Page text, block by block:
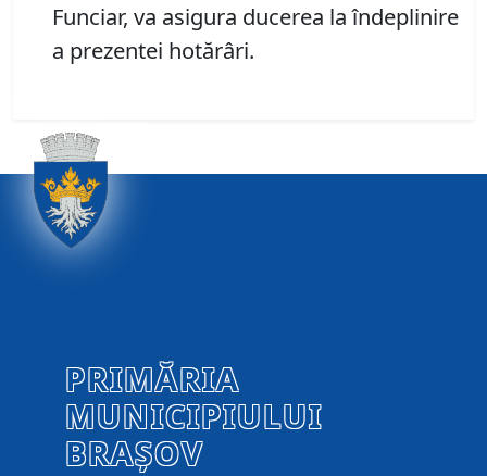
Funciar, va asigura ducerea la îndeplinire
a prezentei hotărâri.
PRIMĂRIA
MUNICIPIULUI
BRAȘOV